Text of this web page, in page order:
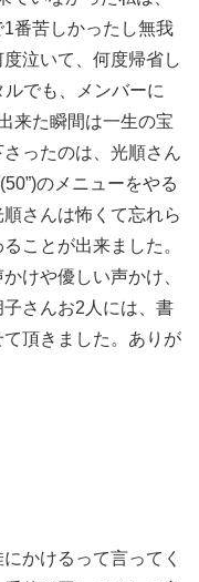
1番苦しかったし無我
泣いて、何度帰省し
でも、メンバーに
来た瞬間は一生の宝
ったのは、光順さん
のメニューをやる
さんは怖くて忘れら
ことが出来ました。
けや優しい声かけ、
さんお2 人には、書
頂きました。ありが
にかけるって言ってく